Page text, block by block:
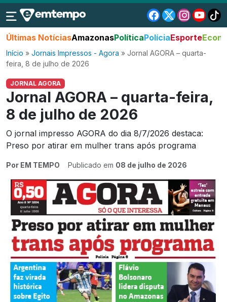
Últimas NotíciasAmazonasPolíticaPolíciaEsporte
Início » Jornais Impressos - Agora » Jornal AGORA – quarta-
feira, 8 de julho de 2026
JORNAL AGORA
Jornal AGORA – quarta-feira,
8 de julho de 2026
O jornal impresso AGORA do dia 8/7/2026 destaca:
Preso por atirar em mulher trans após programa
Por EM TEMPO Publicado em 08 de julho de 2026